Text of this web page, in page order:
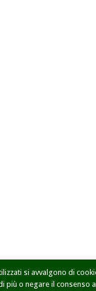
si avvalgono di
più o negare il consenso